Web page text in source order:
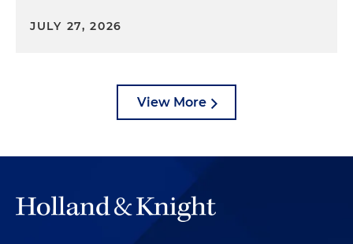
JULY 27, 2026
View More